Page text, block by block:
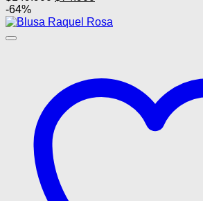
original actual
-64%